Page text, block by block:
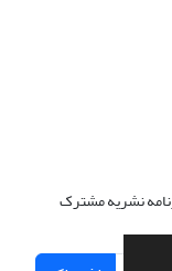
نشریه مشترک